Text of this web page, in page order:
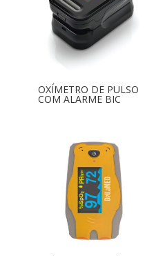
OXÍMETRO DE PULSO
COM ALARME BIC